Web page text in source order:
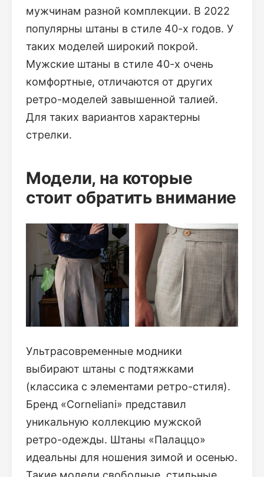
мужчинам разной комплекции. В 2022
популярны штаны в стиле 40-х годов. У
таких моделей широкий покрой.
Мужские штаны в стиле 40-х очень
комфортные, отличаются от других
ретро-моделей завышенной талией.
Для таких вариантов характерны
стрелки.
Модели, на которые
стоит обратить внимание
Ультрасовременные модники
выбирают штаны с подтяжками
(классика с элементами ретро-стиля).
Бренд «Corneliani» представил
уникальную коллекцию мужской
ретро-одежды. Штаны «Палаццо»
идеальны для ношения зимой и осенью.